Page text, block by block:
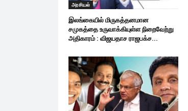
அரசியல்
இலங்கையில் மிருகத்தனமான
சமுகத்தை உருவாக்கியுள்ள நிறைவேற்று
அதிகாரம் : விஜயதாச ராஜபக்ச...